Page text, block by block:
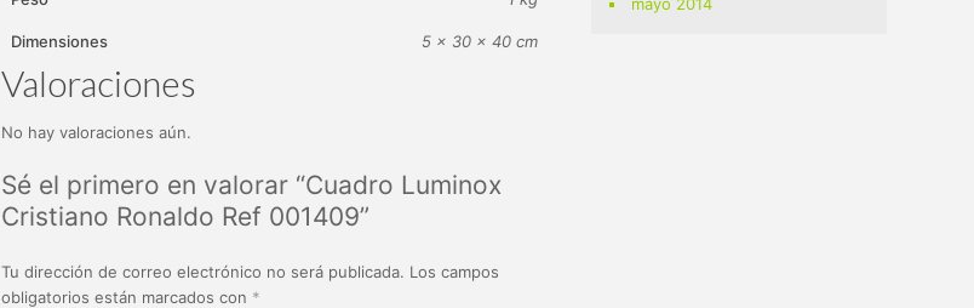
Dimensiones 5 × 30 × 40 cm
Valoraciones
No hay valoraciones aún.
Sé el primero en valorar “Cuadro Luminox
Cristiano Ronaldo Ref 001409”
Tu dirección de correo electrónico no será publicada. Los campos
obligatorios están marcados con *